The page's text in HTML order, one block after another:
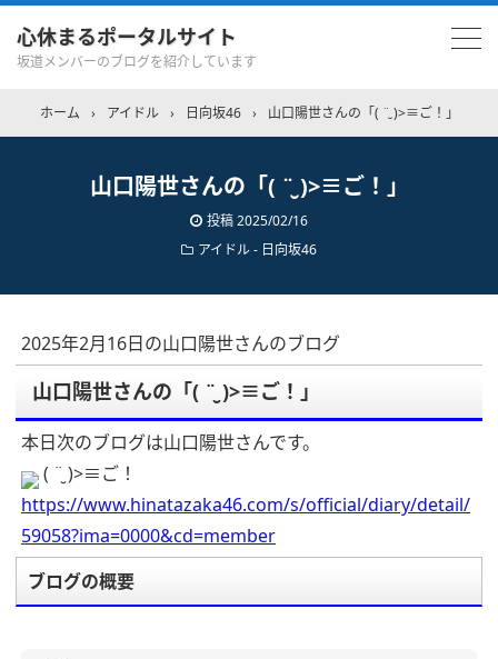
心休まるポータルサイト
坂道メンバーのブログを紹介しています
ホーム › アイドル › 日向坂46 › 山口陽世さんの「( ¨̮ )>≡ご！」
山口陽世さんの「( ¨̮ )>≡ご！」
投稿2025/02/16
アイドル - 日向坂46
2025年2月16日の山口陽世さんのブログ
山口陽世さんの「( ¨̮ )>≡ご！」
本日次のブログは山口陽世さんです。
( ¨̮ )>≡ご！
https://www.hinatazaka46.com/s/official/diary/detail/
59058?ima=0000&cd=member
ブログの概要